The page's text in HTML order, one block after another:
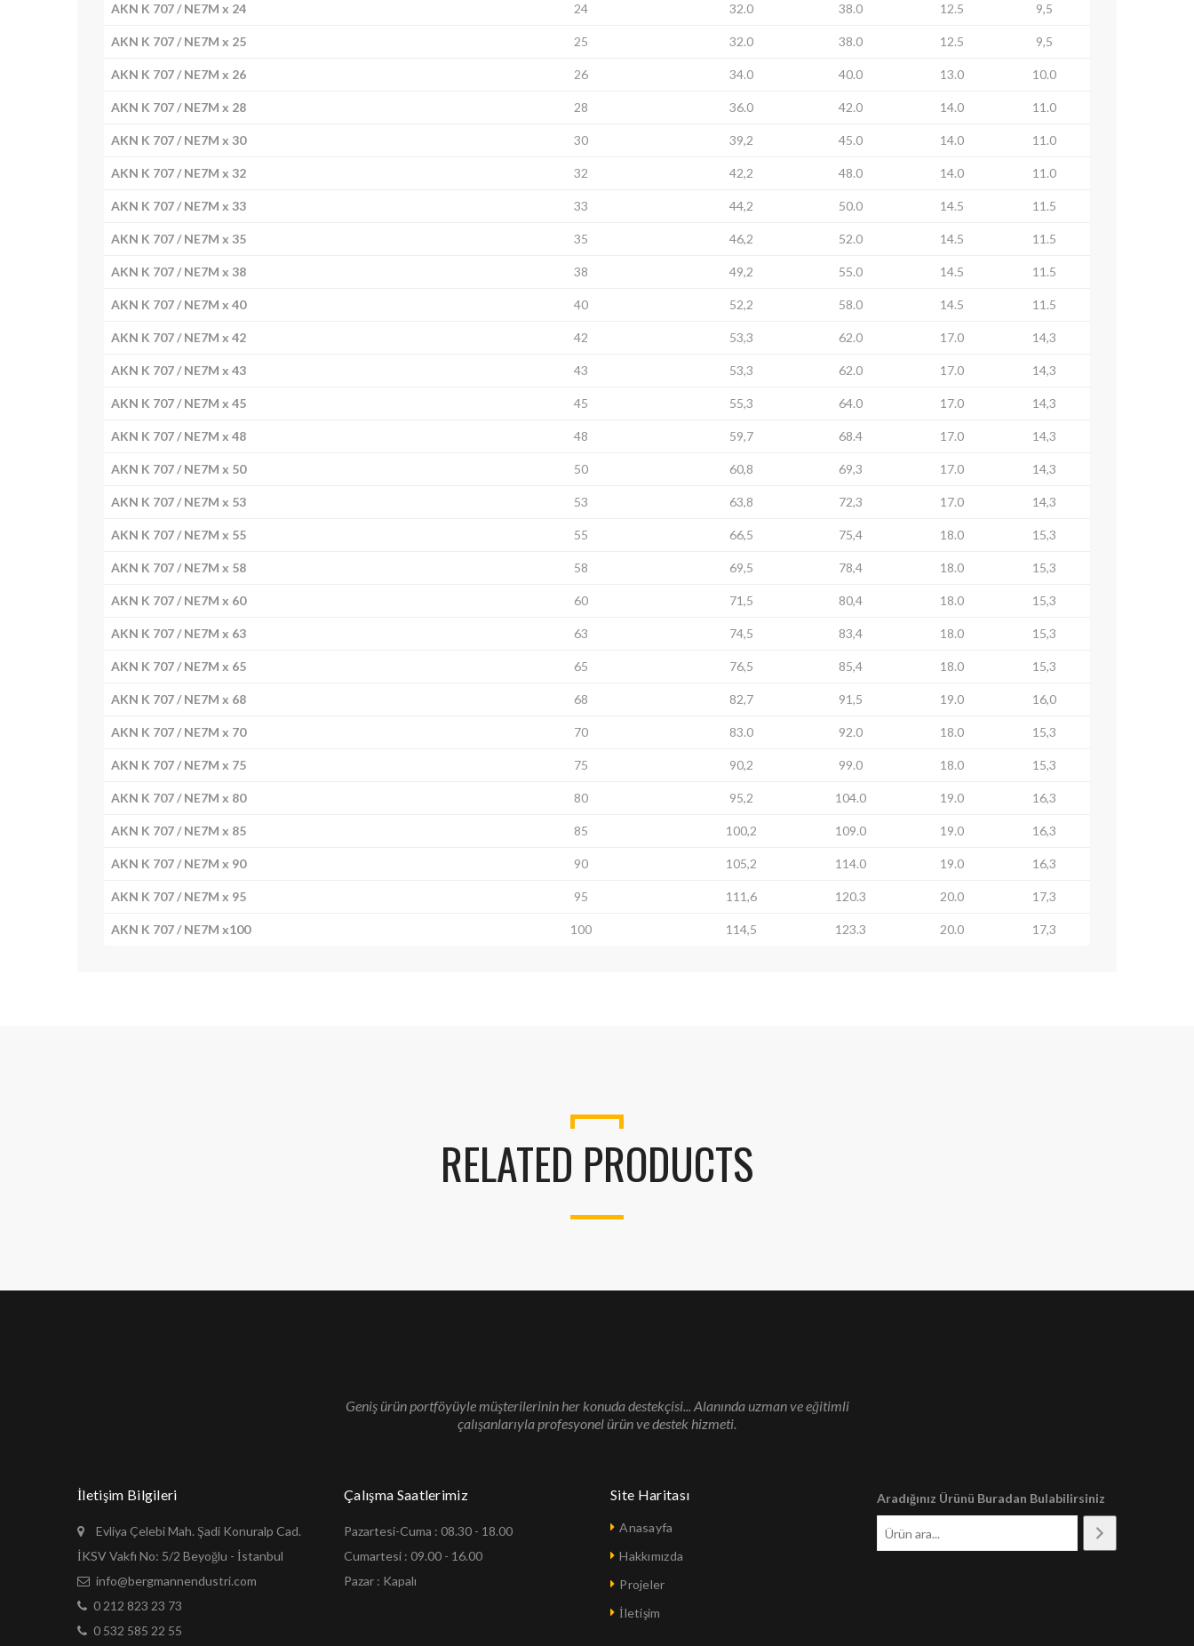
AKN K 707 / NE7M x 24 24 32.0 38.0 12.5 9,5
AKN K 707 / NE7M x 25 25 32.0 38.0 12.5 9,5
AKN K 707 / NE7M x 26 26 34.0 40.0 13.0 10.0
AKN K 707 / NE7M x 28 28 36.0 42.0 14.0 11.0
AKN K 707 / NE7M x 30 30 39,2 45.0 14.0 11.0
AKN K 707 / NE7M x 32 32 42,2 48.0 14.0 11.0
AKN K 707 / NE7M x 33 33 44,2 50.0 14.5 11.5
AKN K 707 / NE7M x 35 35 46,2 52.0 14.5 11.5
AKN K 707 / NE7M x 38 38 49,2 55.0 14.5 11.5
AKN K 707 / NE7M x 40 40 52,2 58.0 14.5 11.5
AKN K 707 / NE7M x 42 42 53,3 62.0 17.0 14,3
AKN K 707 / NE7M x 43 43 53,3 62.0 17.0 14,3
AKN K 707 / NE7M x 45 45 55,3 64.0 17.0 14,3
AKN K 707 / NE7M x 48 48 59,7 68.4 17.0 14,3
AKN K 707 / NE7M x 50 50 60,8 69,3 17.0 14,3
AKN K 707 / NE7M x 53 53 63,8 72,3 17.0 14,3
AKN K 707 / NE7M x 55 55 66,5 75,4 18.0 15,3
AKN K 707 / NE7M x 58 58 69,5 78,4 18.0 15,3
AKN K 707 / NE7M x 60 60 71,5 80,4 18.0 15,3
AKN K 707 / NE7M x 63 63 74,5 83,4 18.0 15,3
AKN K 707 / NE7M x 65 65 76,5 85,4 18.0 15,3
AKN K 707 / NE7M x 68 68 82,7 91,5 19.0 16,0
AKN K 707 / NE7M x 70 70 83.0 92.0 18.0 15,3
AKN K 707 / NE7M x 75 75 90,2 99.0 18.0 15,3
AKN K 707 / NE7M x 80 80 95,2 104.0 19.0 16,3
AKN K 707 / NE7M x 85 85 100,2 109.0 19.0 16,3
AKN K 707 / NE7M x 90 90 105,2 114.0 19.0 16,3
AKN K 707 / NE7M x 95 95 111,6 120.3 20.0 17,3
AKN K 707 / NE7M x100 100 114,5 123.3 20.0 17,3
RELATED PRODUCTS
Geniş ürün portföyüyle müşterilerinin her konuda destekçisi... Alanında uzman ve eğitimli
çalışanlarıyla profesyonel ürün ve destek hizmeti.
İletişim Bilgileri
Evliya Çelebi Mah. Şadi Konuralp Cad.
İKSV Vakfı No: 5/2 Beyoğlu - İstanbul
info@bergmannendustri.com
0 212 823 23 73
0 532 585 22 55
Çalışma Saatlerimiz
Pazartesi-Cuma : 08.30 - 18.00
Cumartesi : 09.00 - 16.00
Pazar : Kapalı
Site Haritası
Anasayfa
Hakkımızda
Projeler
İletişim
Aradığınız Ürünü Buradan Bulabilirsiniz